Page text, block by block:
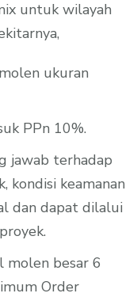
untuk wilayah
ukuran
PPn 10%.
jawab terhadap
kondisi keamanan
dan dapat dilalui
molen besar 6
Order